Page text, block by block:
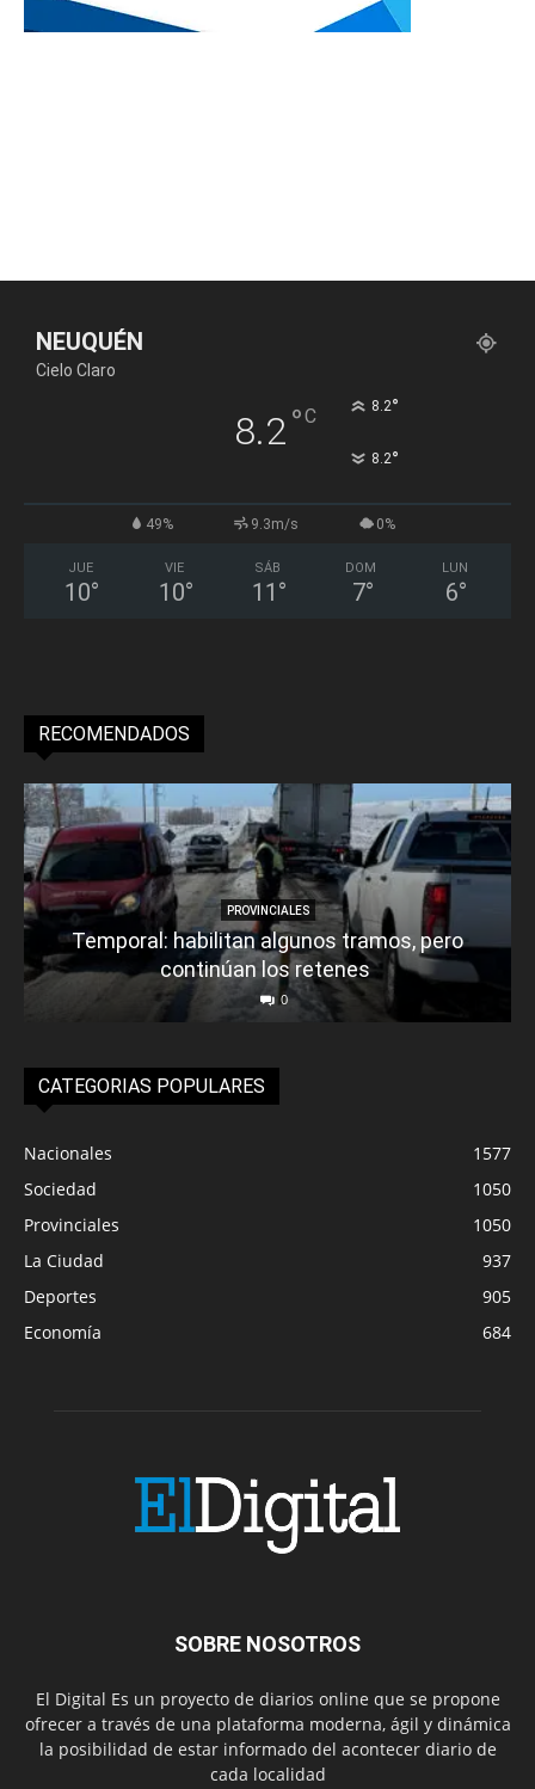
NEUQUÉN
Cielo Claro
8.2°C 8.2°
8.2°
49% 9.3m/s 0%
JUE
10°
VIE
10°
SÁB
11 °
DOM
7°
LUN
6°
RECOMENDADOS
PROVINCIALES
Temporal: habilitan algunos tramos, pero
continúan los retenes
0
CATEGORIAS POPULARES
Nacionales
1577
Sociedad
1050
Provinciales
1050
La Ciudad
937
Deportes
905
Economía
684
SOBRE NOSOTROS
El Digital Es un proyecto de diarios online que se propone
ofrecer a través de una plataforma moderna, ágil y dinámica
la posibilidad de estar informado del acontecer diario de
cada localidad